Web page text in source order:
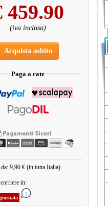
459.90
(iva inclusa)
Acquista subito
Paga a rate
9,90 € (in tutta Italia)
in: